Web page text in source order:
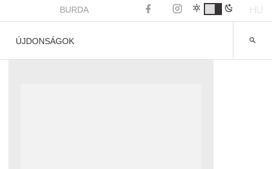
BURDA HU
ÚJDONSÁGOK